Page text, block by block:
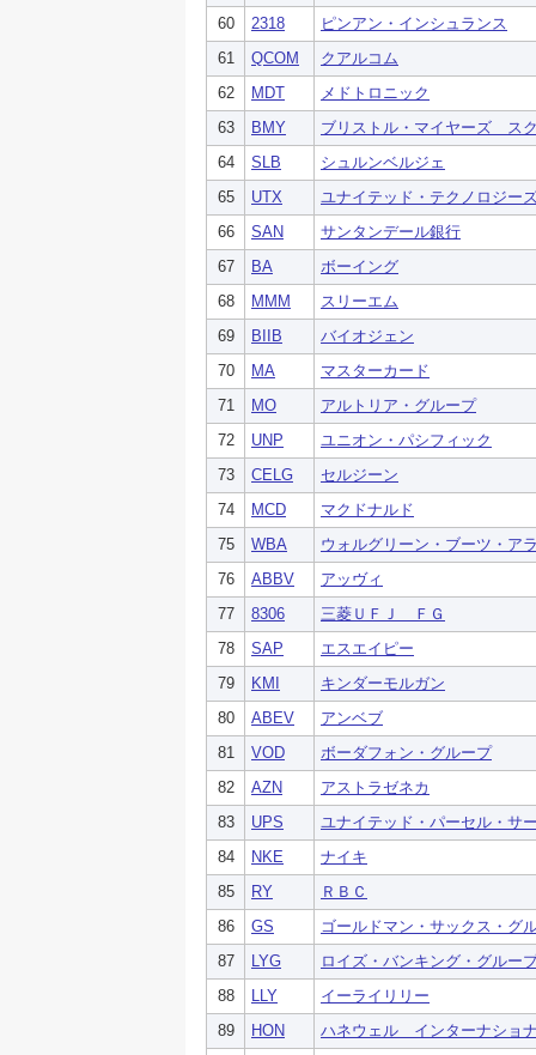
60
2318
ピンアン・インシュランス
61
QCOM
クアルコム
62
MDT
メドトロニック
63
BMY
ブリストル・マイヤーズ ス
64
SLB
シュルンベルジェ
65
UTX
ユナイテッド・テクノロジー
66
SAN
サンタンデール銀行
67
BA
ボーイング
68
MMM
スリーエム
69
BIIB
バイオジェン
70
MA
マスターカード
71
MO
アルトリア・グループ
72
UNP
ユニオン・パシフィック
73
CELG
セルジーン
74
MCD
マクドナルド
75
WBA
ウォルグリーン・ブーツ・ア
76
ABBV
アッヴィ
77
8306
三菱ＵＦＪ ＦＧ
78
SAP
エスエイピー
79
KMI
キンダーモルガン
80
ABEV
アンベブ
81
VOD
ボーダフォン・グループ
82
AZN
アストラゼネカ
83
UPS
ユナイテッド・パーセル・サ
84
NKE
ナイキ
85
RY
ＲＢＣ
86
GS
ゴールドマン・サックス・グ
87
LYG
ロイズ・バンキング・グルー
88
LLY
イーライリリー
89
HON
ハネウェル インターナショ